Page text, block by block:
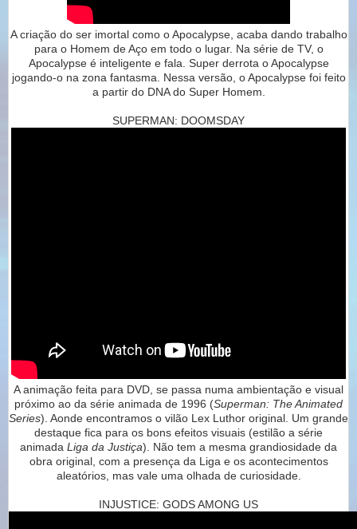
A criação do ser imortal como o Apocalypse, acaba dando trabalho
para o Homem de Aço em todo o lugar. Na série de TV, o
Apocalypse é inteligente e fala. Super derrota o Apocalypse
jogando-o na zona fantasma. Nessa versão, o Apocalypse foi feito
a partir do DNA do Super Homem.
SUPERMAN: DOOMSDAY
A animação feita para DVD, se passa numa ambientação e visual
próximo ao da série animada de 1996 (Superman: The Animated
Series). Aonde encontramos o vilão Lex Luthor original. Um grande
destaque fica para os bons efeitos visuais (estilão a série
animada Liga da Justiça). Não tem a mesma grandiosidade da
obra original, com a presença da Liga e os acontecimentos
aleatórios, mas vale uma olhada de curiosidade.
INJUSTICE: GODS AMONG US